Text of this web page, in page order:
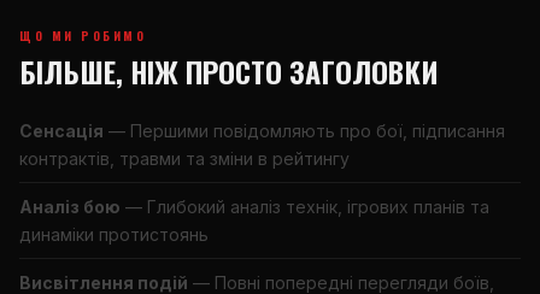
ЩО МИ РОБИМО
БІЛЬШЕ, НІЖ ПРОСТО ЗАГОЛОВКИ
Сенсація — Першими повідомляють про бої, підписання
контрактів, травми та зміни в рейтингу
Аналіз бою — Глибокий аналіз технік, ігрових планів та
динаміки протистоянь
Висвітлення подій — Повні попередні перегляди боїв,